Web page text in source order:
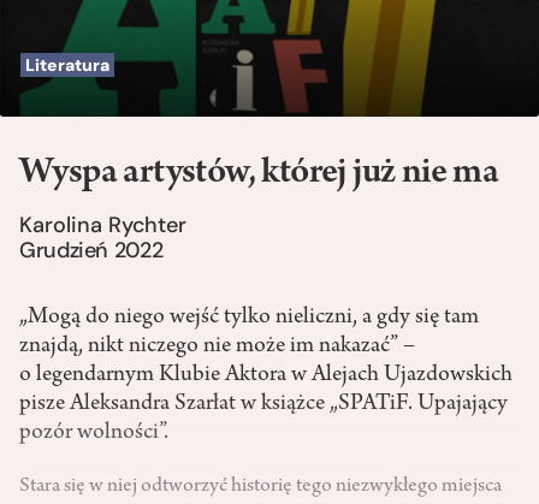
Literatura
Wyspa artystów, której już nie ma
Karolina Rychter
Grudzień 2022
„Mogą do niego wejść tylko nieliczni, a gdy się tam
znajdą, nikt niczego nie może im nakazać” –
o legendarnym Klubie Aktora w Alejach Ujazdowskich
pisze Aleksandra Szarłat w książce „SPATiF. Upajający
pozór wolności”.
Stara się w niej odtworzyć historię tego niezwykłego miejsca